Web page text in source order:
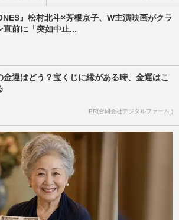
』松村北斗×芳根京子、W主演映画がクラ
直前に「突如中止...
金運はどう？宝くじに縁がある時、金運はこ
PR(合同会社デジタルファーム )